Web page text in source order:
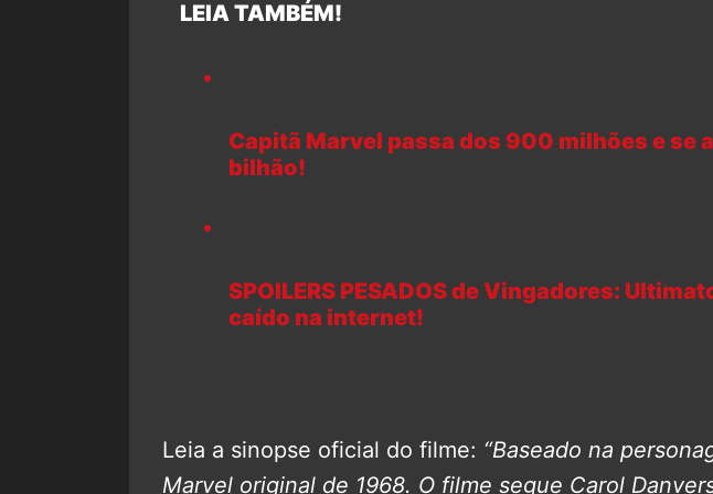
LEIA TAMBÉM!
Capitã Marvel passa dos 900 milhões e se
bilhão!
SPOILERS PESADOS de Vingadores:
caído na internet!
Leia a sinopse oficial do filme: “Baseado na
Marvel original de 1968. O filme segue Carol